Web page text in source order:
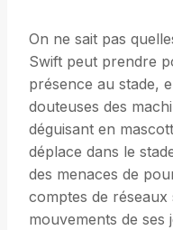
On ne sait pas
Swift peut prendre
présence au stade,
douteuses des
déguisant en
déplace dans le
des menaces de
comptes de réseaux
mouvements de ses